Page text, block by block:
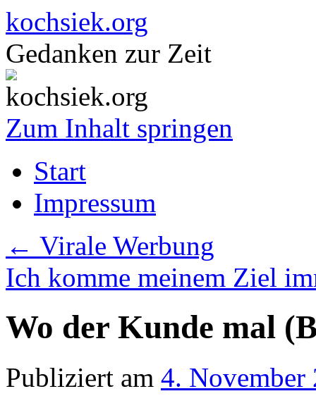
kochsiek.org
Gedanken zur Zeit
Zum Inhalt springen
Start
Impressum
← Virale Werbung
Ich komme meinem Ziel
Wo der Kunde mal
Publiziert am 4. November